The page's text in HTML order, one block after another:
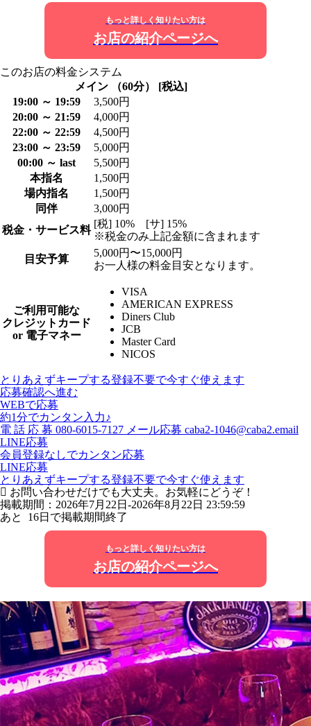
もっと詳しく知りたい方は
お店の紹介ページへ
このお店の料金システム
メイン （60分） [税込]
19:00 ～ 19:59
3,500円
20:00 ～ 21:59
4,000円
22:00 ～ 22:59
4,500円
23:00 ～ 23:59
5,000円
00:00 ～ last
5,500円
本指名
1,500円
場内指名
1,500円
同伴
3,000円
税金・サービス料
[税] 10% [サ] 15%
※税金のみ上記金額に含まれます
目安予算
5,000円〜15,000円
お一人様の料金目安となります。
ご利用可能な
クレジットカード
or 電子マネー
VISA
AMERICAN EXPRESS
Diners Club
JCB
Master Card
NICOS
とりあえずキープする登録不要で今すぐ使えます
応募確認へ進む
WEBで応募
約1分でカンタン入力♪
電 話 応 募 080-6015-7127 メール応募 caba2-1046@caba2.email
LINE応募
会員登録なしでカンタン応募
LINE応募
とりあえずキープする登録不要で今すぐ使えます
お問い合わせだけでも大丈夫。お気軽にどうぞ！
掲載期間：2026年7月22日-2026年8月22日 23:59:59
あと 16日で掲載期間終了
もっと詳しく知りたい方は
お店の紹介ページへ